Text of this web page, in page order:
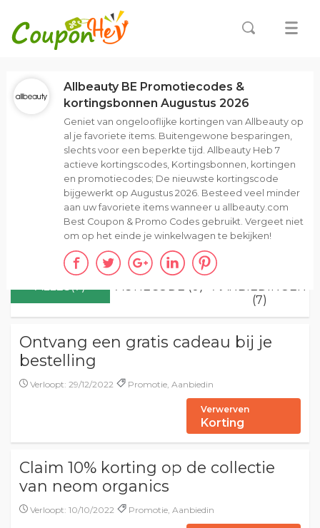
ALLES(7) ACTIECODE (0)
AANBIEDINGEN
(7)
Ontvang een gratis cadeau bij je
bestelling
Verloopt: 29/12/2022 Promotie, Aanbiedin
Verwerven
Korting
Claim 10% korting op de collectie
van neom organics
Verloopt: 10/10/2022 Promotie, Aanbiedin
Allbeauty BE Promotiecodes &
kortingsbonnen Augustus 2026
Geniet van ongelooflijke kortingen van Allbeauty op
al je favoriete items. Buitengewone besparingen,
slechts voor een beperkte tijd. Allbeauty Heb 7
actieve kortingscodes, Kortingsbonnen, kortingen
en promotiecodes; De nieuwste kortingscode
bijgewerkt op Augustus 2026. Besteed veel minder
aan uw favoriete items wanneer u allbeauty.com
Best Coupon & Promo Codes gebruikt. Vergeet niet
om op het einde je winkelwagen te bekijken!